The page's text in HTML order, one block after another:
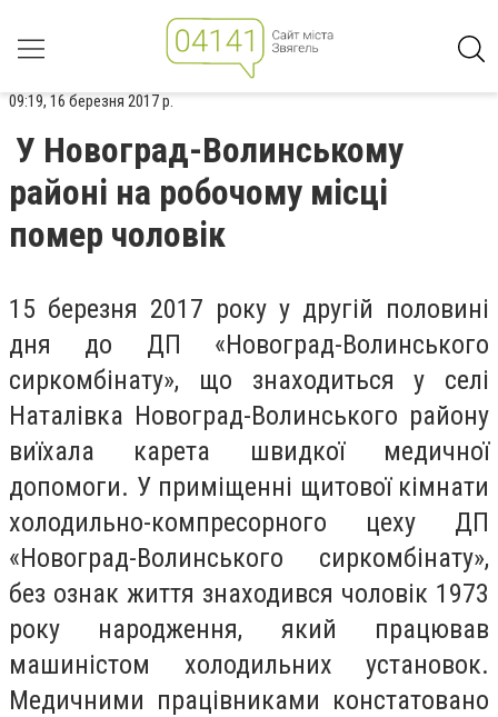
09:19, 16 березня 2017 р.
У Новоград-Волинському
районі на робочому місці
помер чоловік
15 березня 2017 року у другій половині
дня до ДП «Новоград-Волинського
сиркомбінату», що знаходиться у селі
Наталівка Новоград-Волинського району
виїхала карета швидкої медичної
допомоги. У приміщенні щитової кімнати
холодильно-компресорного цеху ДП
«Новоград-Волинського сиркомбінату»,
без ознак життя знаходився чоловік 1973
року народження, який працював
машиністом холодильних установок.
Медичними працівниками констатовано